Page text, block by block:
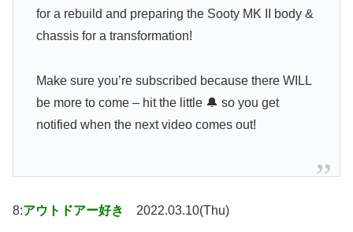
for a rebuild and preparing the Sooty MK II body &
chassis for a transformation!
Make sure you’re subscribed because there WILL
be more to come – hit the little 🔔 so you get
notified when the next video comes out!
8:アウトドアー好き 2022.03.10(Thu)